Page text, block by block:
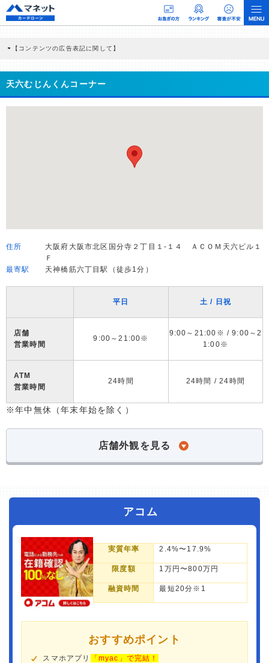
【コンテンツの広告表記に関して】
商品を根拠なくPRするものではなく、当編集部の調査／ユーザーへの口コミ収集な
どに基づき、公平性を担保した情報提供を行っています。
>提携企業一覧
天六むじんくんコーナー
住所
大阪府大阪市北区国分寺２丁目１-１４ ＡＣＯＭ天六ビル１
Ｆ
最寄駅
天神橋筋六丁目駅（徒歩1分）
平日 土 / 日祝
店舗
営業時間
9:00～21:00※
9:00～21:00※ / 9:00～2
1:00※
ATM
営業時間
24時間 24時間 / 24時間
※年中無休（年末年始を除く）
店舗外観を見る
アコム
実質年率 2.4%〜17.9%
限度額 1万円〜800万円
融資時間 最短20分※1
おすすめポイント
スマホアプリ
「myac」で完結！